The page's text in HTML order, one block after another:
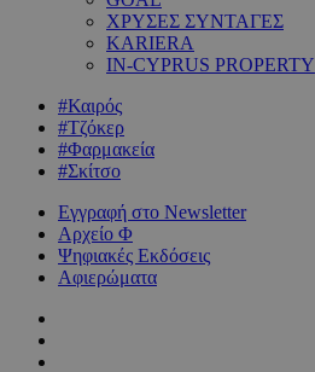
ΧΡΥΣΕΣ ΣΥΝΤΑΓΕΣ
KARIERA
IN-CYPRUS PROPERTY
#Καιρός
#Τζόκερ
#Φαρμακεία
#Σκίτσο
Εγγραφή στο Newsletter
Αρχείο Φ
Ψηφιακές Εκδόσεις
Αφιερώματα